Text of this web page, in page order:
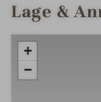
Lage &
+
−